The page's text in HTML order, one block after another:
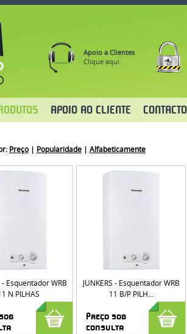
Apoio a Clientes
Clique aqui.
APOIO AO CLIENTE
Preço | Popularidade | Alfabeticamente
- Esquentador WRB
N PILHAS
JUNKERS - Esquentador WRB
11 B/P PILH...
Preço sob
consulta